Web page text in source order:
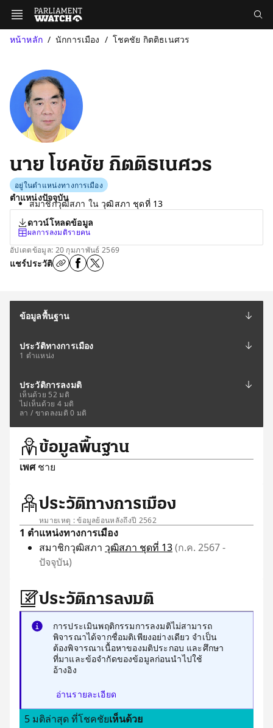
หน้าหลัก นักการเมือง โชคชัย กิตติธเนศวร
นาย โชคชัย กิตติธเนศวร
อยู่ในตำแหน่งทางการเมือง
ตำแหน่งปัจจุบัน
สมาชิกวุฒิสภา ในวุฒิสภา ชุดที่ 13
ดาวน์โหลดข้อมูล
ผลการลงมติรายคน
อัปเดตข้อมูล: 20 กุมภาพันธ์ 2569
แชร์ประวัติ
ข้อมูลพื้นฐาน
ประวัติทางการเมือง
1 ตำแหน่ง
ประวัติการลงมติ
เห็นด้วย 52 มติ
ไม่เห็นด้วย 4 มติ
ลา / ขาดลงมติ 0 มติ
ข้อมูลพื้นฐาน
เพศชาย
ประวัติทางการเมือง
หมายเหตุ : ข้อมูลย้อนหลังถึงปี 2562
1 ตำแหน่งทางการเมือง
สมาชิกวุฒิสภา วุฒิสภา ชุดที่ 13(ก.ค. 2567 -
ปัจจุบัน)
ประวัติการลงมติ
การประเมินพฤติกรรมการลงมติไม่สามารถ
พิจารณาได้จากชื่อมติเพียงอย่างเดียว จำเป็น
ต้องพิจารณาเนื้อหาของมติประกอบ และศึกษา
ที่มาและข้อจำกัดของข้อมูลก่อนนำไปใช้
อ้างอิง
อ่านรายละเอียด
5 มติล่าสุด ที่โชคชัยเห็นด้วย